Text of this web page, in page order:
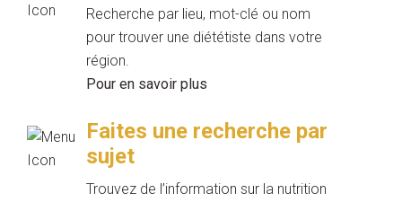
Recherche par lieu, mot-clé ou nom
pour trouver une diététiste dans votre
région.
Pour en savoir plus
Faites une recherche par
sujet
Trouvez de l’information sur la nutrition